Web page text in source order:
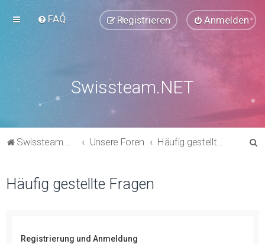
FAQ Anmelden
Registrieren
Swissteam.NET
Swissteam.NET Unsere Foren Häufig gestellte Fragen
Häufig gestellte Fragen
Registrierung und Anmeldung